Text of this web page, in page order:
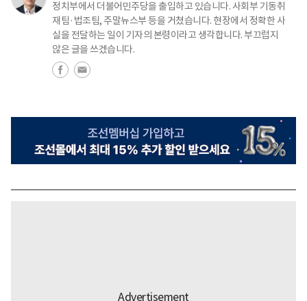
정치부에서 더불어민주당을 출입하고 있습니다. 사회부 기동취
재팀·법조팀, 주말뉴스부 등을 거쳤습니다. 현장에서 정확한 사
실을 전달하는 일이 기자의 본령이라고 생각합니다. 부끄럽지
않은 글을 쓰겠습니다.